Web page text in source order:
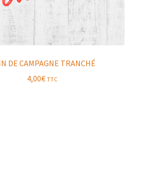
DE CAMPAGNE TRANCHÉ
4,00€ TTC